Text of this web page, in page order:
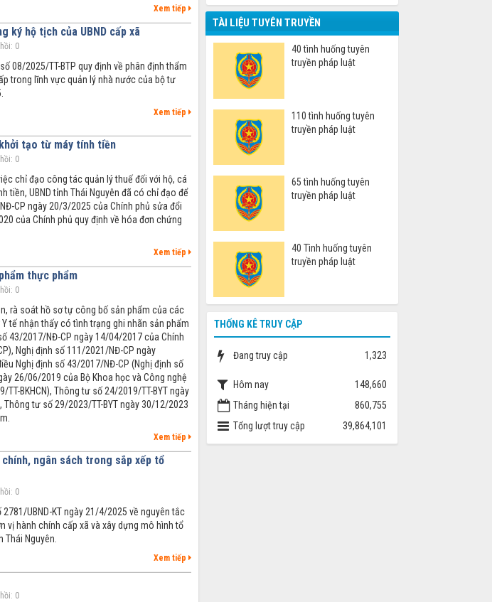
Xem tiếp
ký hộ tịch của UBND cấp xã
0
08/2025/TT-BTP quy định về phân định thẩm
trong lĩnh vực quản lý nhà nước của bộ tư
Xem tiếp
tạo từ máy tính tiền
0
chỉ đạo công tác quản lý thuế đối với hộ, cá
tiền, UBND tỉnh Thái Nguyên đã có chỉ đạo để
CP ngày 20/3/2025 của Chính phủ sửa đổi
của Chính phủ quy định về hóa đơn chứng
Xem tiếp
thực phẩm
0
rà soát hồ sơ tự công bố sản phẩm của các
tế nhận thấy có tình trạng ghi nhãn sản phẩm
43/2017/NĐ-CP ngày 14/04/2017 của Chính
Nghị định số 111/2021/NĐ-CP ngày
Nghị định số 43/2017/NĐ-CP (Nghị định số
26/06/2019 của Bộ Khoa học và Công nghệ
BKHCN), Thông tư số 24/2019/TT-BYT ngày
tư số 29/2023/TT-BYT ngày 30/12/2023
Xem tiếp
ngân sách trong sắp xếp tổ
0
UBND-KT ngày 21/4/2025 về nguyên tắc
vị hành chính cấp xã và xây dựng mô hình tổ
Thái Nguyên.
Xem tiếp
0
TÀI LIỆU TUYÊN TRUYỀN
40 tình huống tuyên
truyền pháp luật
110 tình huống tuyên
truyền pháp luật
65 tình huống tuyên
truyền pháp luật
40 Tình huống tuyên
truyền pháp luật
THỐNG KÊ TRUY CẬP
Đang truy cập 1,323
Hôm nay
148,660
Tháng hiện tại
860,755
Tổng lượt truy cập
39,864,101